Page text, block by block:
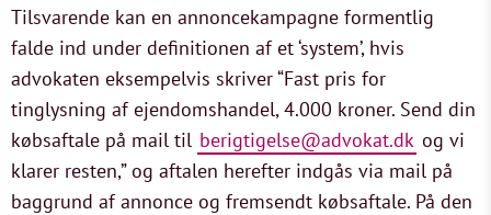
Tilsvarende kan en annoncekampagne formentlig
falde ind under definitionen af et ‘system’, hvis
advokaten eksempelvis skriver “Fast pris for
tinglysning af ejendomshandel, 4.000 kroner. Send din
købsaftale på mail til berigtigelse@advokat.dk og vi
klarer resten,” og aftalen herefter indgås via mail på
baggrund af annonce og fremsendt købsaftale. På den